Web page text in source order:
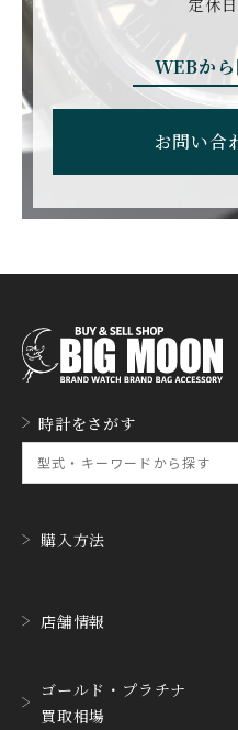
EBERHARD
エベラール
ファーブル・ルーバ
FRANCK MULLER
GERALD GENTA
ジェラルド・ジェンタ
GLASHUTTE ORIGINA
L
グラスヒュッテ・オリジ
ナル
HEINRICH-GEISEN
定休
WEBか
お問い合
時計をさがす
購入方法
店舗情報
ゴールド・プラチナ
買取相場